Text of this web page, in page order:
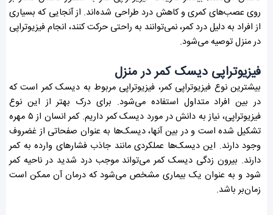
روی عصب‌های کمری و کاهش درد طراحی شده‌اند. از آنجایی که بسیاری
از افراد به دلیل درد کمر، نمی‌توانند به راحتی حرکت کنند، انجام فیزیوتراپی
در منزل توصیه می‌شود.
فیزیوتراپی دیسک کمر در منزل
بیشترین نوع فیزیوتراپی کمر، فیزیوتراپی مربوط به دیسک کمر است که
در بین افراد متداول استفاده می‌شود. برای درک بهتر از این نوع
فیزیوتراپی، نیاز به دانش در مورد دیسک کمر داریم. کمر انسان از ۵ مهره
تشکیل شده است و در بین آنها، دیسک‌ها به عنوان صفحاتی از غضروف
وجود دارند. این دیسک‌ها عملکردی مانند جاذب فشارهای وارده به کمر
دارند. بیرون زدگی دیسک کمر می‌تواند موجب درد شدید در ناحیه کمر
شود و به عنوان یک بیماری مشخص می‌شود که درمان آن ممکن است
زمان‌بر باشد.